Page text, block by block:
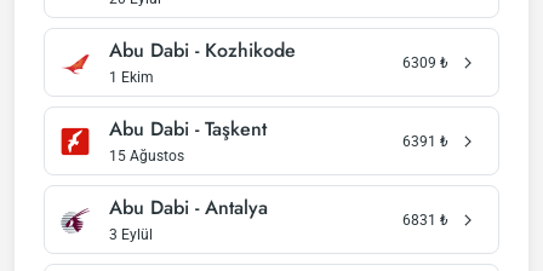
Abu Dabi - Kozhikode
1 Ekim
6309 ₺
Abu Dabi - Taşkent
15 Ağustos
6391 ₺
Abu Dabi - Antalya
3 Eylül
6831 ₺